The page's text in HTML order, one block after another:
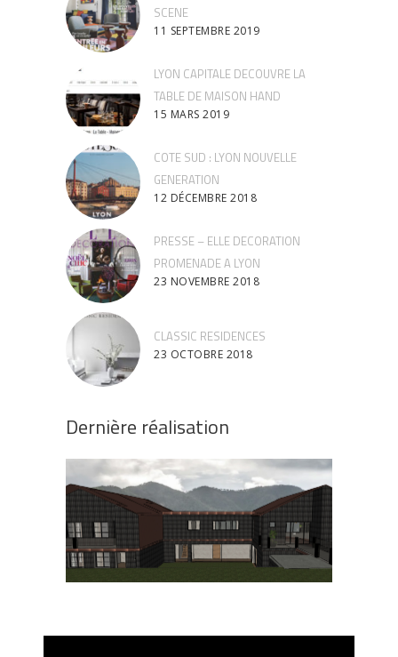
SCENE
11 SEPTEMBRE 2019
LYON CAPITALE DECOUVRE LA
TABLE DE MAISON HAND
15 MARS 2019
COTE SUD : LYON NOUVELLE
GENERATION
12 DÉCEMBRE 2018
PRESSE – ELLE DECORATION
PROMENADE A LYON
23 NOVEMBRE 2018
CLASSIC RESIDENCES
23 OCTOBRE 2018
Dernière réalisation